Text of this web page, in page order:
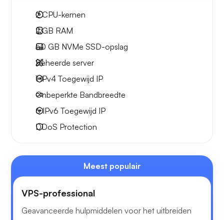
2CPU-kernen
2 GB RAM
50 GB NVMe SSD-opslag
Beheerde server
1 IPv4 Toegewijd IP
Onbeperkte Bandbreedte
6 IPv6 Toegewijd IP
DDoS Protection
Meest populair
VPS-professional
Geavanceerde hulpmiddelen voor het uitbreiden